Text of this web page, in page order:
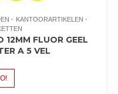
KANTOORARTIKELEN
12MM FLUOR GEEL
A 5 VEL